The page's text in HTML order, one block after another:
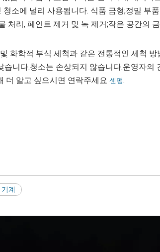
소에 널리 사용됩니다. 식품 금형;정밀 부
리, 페인트 제거 및 녹 제거;작은 공간의
화학적 부식 세척과 같은 전통적인 세척
니다.청소는 손상되지 않습니다.운영자
더 알고 싶으시면 연락주세요 센펑.
계